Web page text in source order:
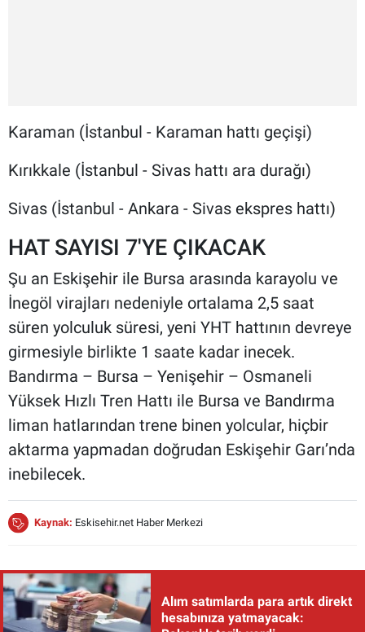
Karaman (İstanbul - Karaman hattı geçişi)
Kırıkkale (İstanbul - Sivas hattı ara durağı)
Sivas (İstanbul - Ankara - Sivas ekspres hattı)
HAT SAYISI 7'YE ÇIKACAK
Şu an Eskişehir ile Bursa arasında karayolu ve
İnegöl virajları nedeniyle ortalama 2,5 saat
süren yolculuk süresi, yeni YHT hattının devreye
girmesiyle birlikte 1 saate kadar inecek.
Bandırma – Bursa – Yenişehir – Osmaneli
Yüksek Hızlı Tren Hattı ile Bursa ve Bandırma
liman hatlarından trene binen yolcular, hiçbir
aktarma yapmadan doğrudan Eskişehir Garı’nda
inebilecek.
Kaynak: Eskisehir.net Haber Merkezi
Alım satımlarda para artık direkt
hesabınıza yatmayacak: